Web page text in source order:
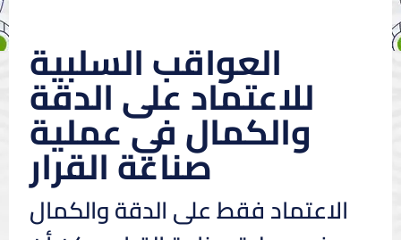
العواقب السلبية
للاعتماد على الدقة
والكمال في عملية
صناعة القرار
الاعتماد فقط على الدقة والكمال